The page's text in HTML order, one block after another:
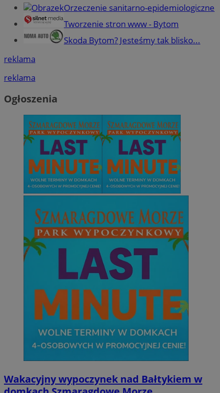
Orzeczenie sanitarno-epidemiologiczne
Tworzenie stron www - Bytom
Skoda Bytom? Jesteśmy tak blisko...
reklama
reklama
Ogłoszenia
Wakacyjny wypoczynek nad Bałtykiem w